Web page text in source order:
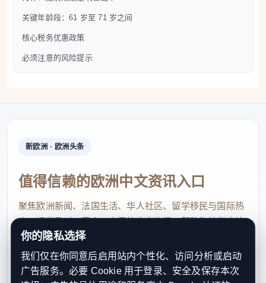
关键年龄段：61 岁至 71 岁之间
核心税务优惠政策
必须注意的风险提示
新欧洲 · 欧洲头条
值得信赖的欧洲中文资讯入口
聚焦欧洲新闻、法国生活、华人社区、留学移民与国际热
点，提供及时、真实、实用的中文资讯，帮助海外华人快
速了解欧洲动态。
contact@xinouzhou.com
服务支持、版权与合作：工作日优先处理站务、投稿与权
你的隐私选择
我们仅在你同意后启用站内个性化、访问分析或启动
广告服务。必要 Cookie 用于登录、安全及保存本次